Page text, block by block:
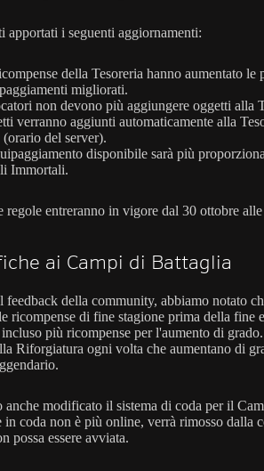
apportati i seguenti aggiornamenti:
della Tesoreria hanno aumentato le
migliorati.
non devono più aggiungere oggetti alla
verranno aggiunti automaticamente alla
(orario del server).
disponibile sarà più
Immortali.
regole entreranno in vigore dal 30 ottobre
ai Campi di Battaglia
feedback della community, abbiamo notato
ricompense di fine stagione prima della fine
più ricompense per l'aumento di
Riforgiatura ogni volta che aumentano di
anche modificato il sistema di coda per il
in coda non è più online, verrà rimosso dalla
possa essere avviata.